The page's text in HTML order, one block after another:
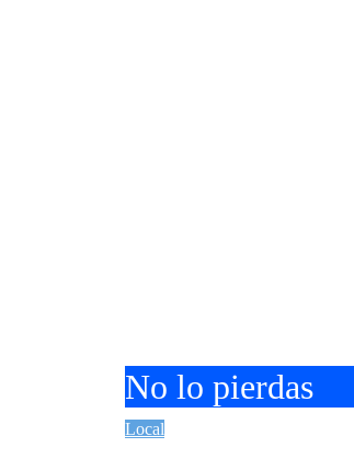
No lo pierdas
Local